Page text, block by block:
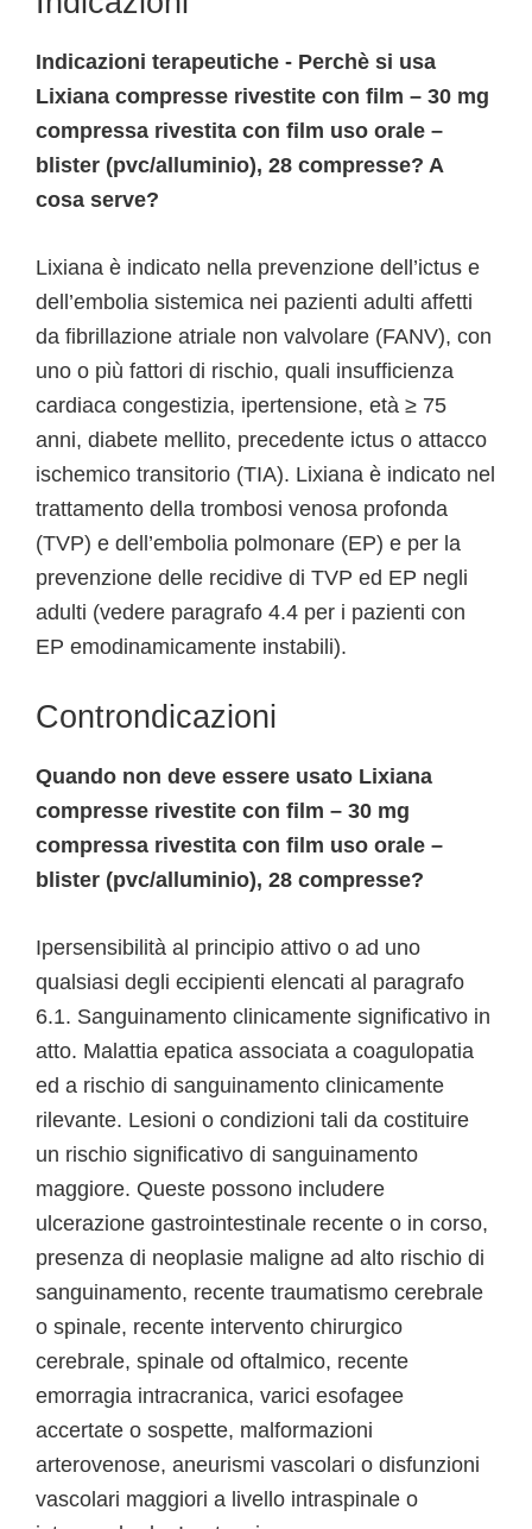
Indicazioni terapeutiche - Perchè si usa
Lixiana compresse rivestite con film – 30 mg
compressa rivestita con film uso orale –
blister (pvc/alluminio), 28 compresse? A
cosa serve?
Lixiana è indicato nella prevenzione dell’ictus e
dell’embolia sistemica nei pazienti adulti affetti
da fibrillazione atriale non valvolare (FANV), con
uno o più fattori di rischio, quali insufficienza
cardiaca congestizia, ipertensione, età ≥ 75
anni, diabete mellito, precedente ictus o attacco
ischemico transitorio (TIA). Lixiana è indicato nel
trattamento della trombosi venosa profonda
(TVP) e dell’embolia polmonare (EP) e per la
prevenzione delle recidive di TVP ed EP negli
adulti (vedere paragrafo 4.4 per i pazienti con
EP emodinamicamente instabili).
Controndicazioni
Quando non deve essere usato Lixiana
compresse rivestite con film – 30 mg
compressa rivestita con film uso orale –
blister (pvc/alluminio), 28 compresse?
Ipersensibilità al principio attivo o ad uno
qualsiasi degli eccipienti elencati al paragrafo
6.1. Sanguinamento clinicamente significativo in
atto. Malattia epatica associata a coagulopatia
ed a rischio di sanguinamento clinicamente
rilevante. Lesioni o condizioni tali da costituire
un rischio significativo di sanguinamento
maggiore. Queste possono includere
ulcerazione gastrointestinale recente o in corso,
presenza di neoplasie maligne ad alto rischio di
sanguinamento, recente traumatismo cerebrale
o spinale, recente intervento chirurgico
cerebrale, spinale od oftalmico, recente
emorragia intracranica, varici esofagee
accertate o sospette, malformazioni
arterovenose, aneurismi vascolari o disfunzioni
vascolari maggiori a livello intraspinale o